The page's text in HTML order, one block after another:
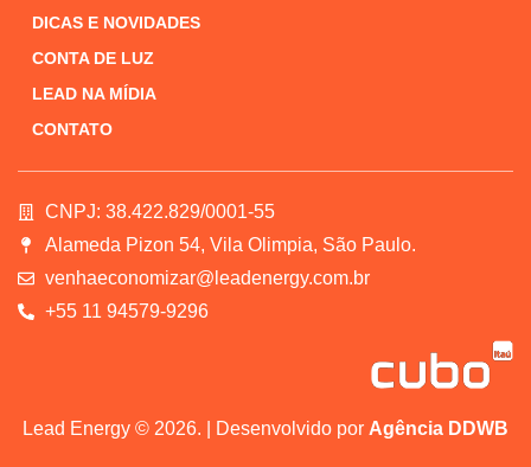
DICAS E NOVIDADES
CONTA DE LUZ
LEAD NA MÍDIA
CONTATO
CNPJ: 38.422.829/0001-55
Alameda Pizon 54, Vila Olimpia, São Paulo.
venhaeconomizar@leadenergy.com.br
+55 11 94579-9296
Lead Energy © 2026. | Desenvolvido por Agência DDWB